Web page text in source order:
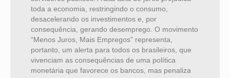
toda a economia, restringindo o consumo,
desacelerando os investimentos e, por
consequência, gerando desemprego. O movimento
“Menos Juros, Mais Empregos” representa,
portanto, um alerta para todos os brasileiros, que
vivenciam as consequências de uma política
monetária que favorece os bancos, mas penaliza